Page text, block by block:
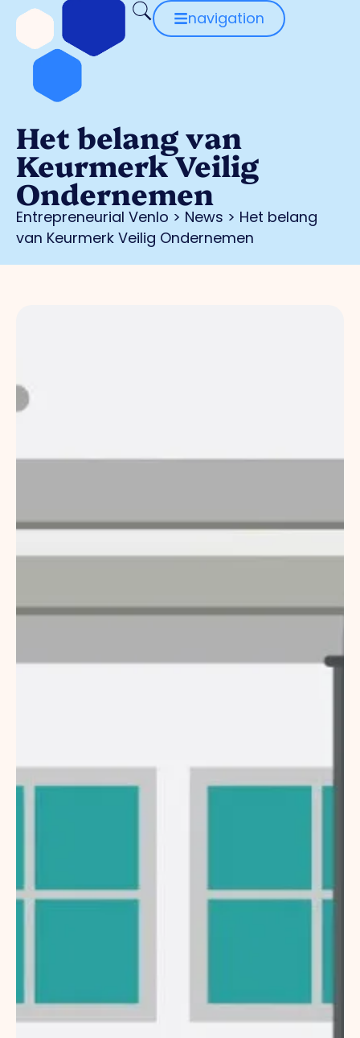
navigation
Het belang van
Keurmerk Veilig
Ondernemen
Entrepreneurial Venlo > News > Het belang
van Keurmerk Veilig Ondernemen